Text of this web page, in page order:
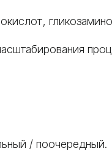
/ поочередный.